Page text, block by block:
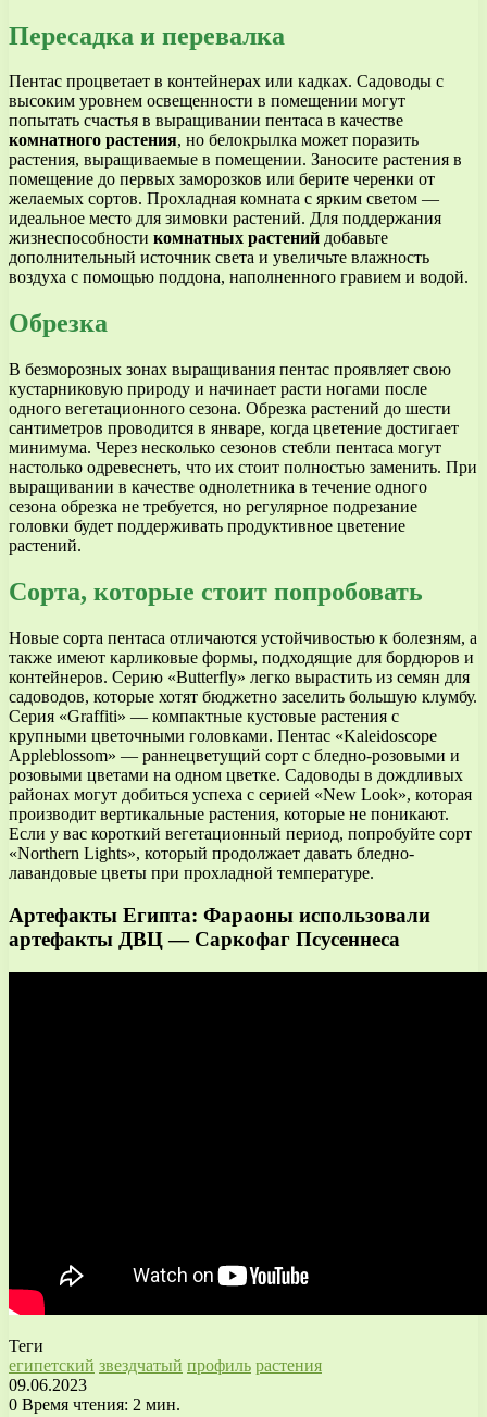
Пересадка и перевалка
Пентас процветает в контейнерах или кадках. Садоводы с
высоким уровнем освещенности в помещении могут
попытать счастья в выращивании пентаса в качестве
комнатного растения, но белокрылка может поразить
растения, выращиваемые в помещении. Заносите растения в
помещение до первых заморозков или берите черенки от
желаемых сортов. Прохладная комната с ярким светом —
идеальное место для зимовки растений. Для поддержания
жизнеспособности комнатных растений добавьте
дополнительный источник света и увеличьте влажность
воздуха с помощью поддона, наполненного гравием и водой.
Обрезка
В безморозных зонах выращивания пентас проявляет свою
кустарниковую природу и начинает расти ногами после
одного вегетационного сезона. Обрезка растений до шести
сантиметров проводится в январе, когда цветение достигает
минимума. Через несколько сезонов стебли пентаса могут
настолько одревеснеть, что их стоит полностью заменить. При
выращивании в качестве однолетника в течение одного
сезона обрезка не требуется, но регулярное подрезание
головки будет поддерживать продуктивное цветение
растений.
Сорта, которые стоит попробовать
Новые сорта пентаса отличаются устойчивостью к болезням, а
также имеют карликовые формы, подходящие для бордюров и
контейнеров. Серию «Butterfly» легко вырастить из семян для
садоводов, которые хотят бюджетно заселить большую клумбу.
Серия «Graffiti» — компактные кустовые растения с
крупными цветочными головками. Пентас «Kaleidoscope
Appleblossom» — раннецветущий сорт с бледно-розовыми и
розовыми цветами на одном цветке. Садоводы в дождливых
районах могут добиться успеха с серией «New Look», которая
производит вертикальные растения, которые не поникают.
Если у вас короткий вегетационный период, попробуйте сорт
«Northern Lights», который продолжает давать бледно-
лавандовые цветы при прохладной температуре.
Артефакты Египта: Фараоны использовали
артефакты ДВЦ — Саркофаг Псусеннеса
Теги
египетский звездчатый профиль растения
09.06.2023
0 Время чтения: 2 мин.